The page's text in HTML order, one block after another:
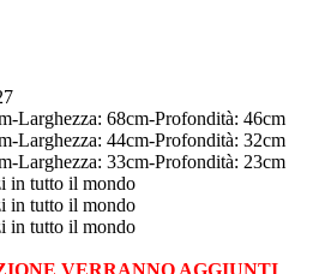
Larghezza: 68cm-Profondità: 46cm
Larghezza: 44cm-Profondità: 32cm
Larghezza: 33cm-Profondità: 23cm
in tutto il mondo
in tutto il mondo
in tutto il mondo